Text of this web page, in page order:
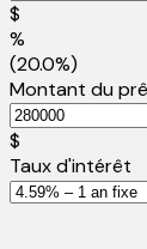
$
%
(20.0%)
Montant du
$
Taux d'intérêt